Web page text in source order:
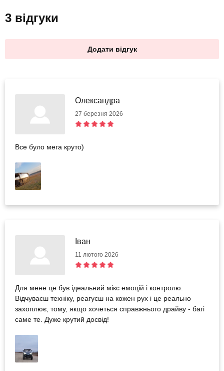
3 відгуки
Додати відгук
Олександра
27 березня 2026
Все було мега круто)
Іван
11 лютого 2026
Для мене це був ідеальний мікс емоцій і контролю.
Відчуваєш техніку, реагуєш на кожен рух і це реально
захоплює, тому, якщо хочеться справжнього драйву - багі
саме те. Дуже крутий досвід!